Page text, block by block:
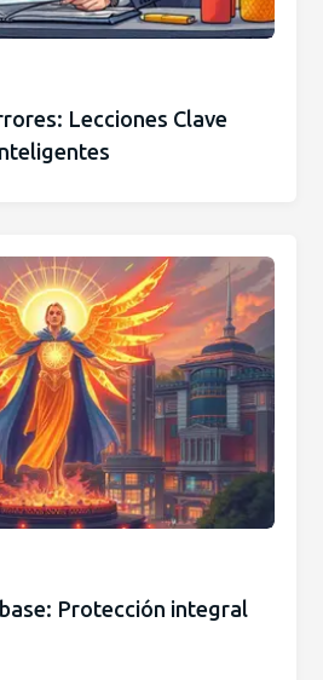
Lecciones Clave
Protección integral